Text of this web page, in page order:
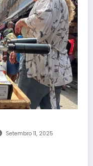
Setembro 11, 2025